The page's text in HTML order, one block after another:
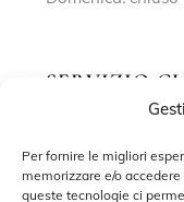
Per fornire le migliori
memorizzare e/o
queste tecnologie ci
SERVIZIO
Contatti